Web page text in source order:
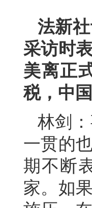
法新
采访时
美离正
税，中
林剑
一贯的
期不断
家。如